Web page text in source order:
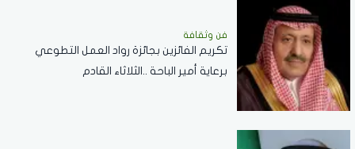
فن وثقافة
تكريم الفائزين بجائزة رواد العمل التطوعي
برعاية أمير الباحة ..الثلاثاء القادم